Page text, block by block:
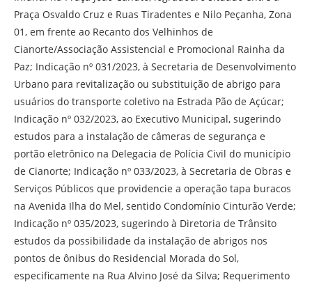
Praça Osvaldo Cruz e Ruas Tiradentes e Nilo Peçanha, Zona
01, em frente ao Recanto dos Velhinhos de
Cianorte/Associação Assistencial e Promocional Rainha da
Paz; Indicação nº 031/2023, à Secretaria de Desenvolvimento
Urbano para revitalização ou substituição de abrigo para
usuários do transporte coletivo na Estrada Pão de Açúcar;
Indicação nº 032/2023, ao Executivo Municipal, sugerindo
estudos para a instalação de câmeras de segurança e
portão eletrônico na Delegacia de Polícia Civil do município
de Cianorte; Indicação nº 033/2023, à Secretaria de Obras e
Serviços Públicos que providencie a operação tapa buracos
na Avenida Ilha do Mel, sentido Condomínio Cinturão Verde;
Indicação nº 035/2023, sugerindo à Diretoria de Trânsito
estudos da possibilidade da instalação de abrigos nos
pontos de ônibus do Residencial Morada do Sol,
especificamente na Rua Alvino José da Silva; Requerimento